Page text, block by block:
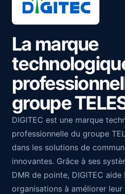
La marque
groupe
DIGITEC est une marque
professionnelle du groupe
dans les solutions de
innovantes. Grâce à ses
DMR de pointe, DIGITEC
organisations à améliorer